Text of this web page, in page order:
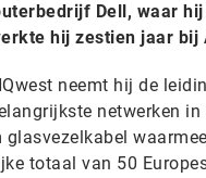
Dell, waar
hij zestien jaar bij
neemt hij de
netwerken
totaal van 50